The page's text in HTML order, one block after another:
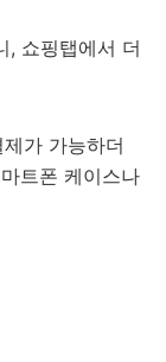
, 쇼핑탭에서 더
가 가능하더
트폰 케이스나